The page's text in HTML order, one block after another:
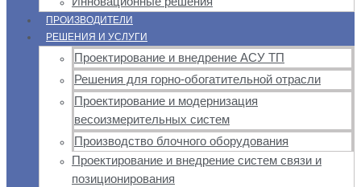
ПРОИЗВОДИТЕЛИ
РЕШЕНИЯ И УСЛУГИ
Проектирование и внедрение АСУ ТП
Решения для горно-обогатительной отрасли
Проектирование и модернизация
весоизмерительных систем
Производство блочного оборудования
Проектирование и внедрение систем связи и
позиционирования